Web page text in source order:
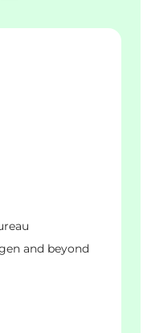
and beyond